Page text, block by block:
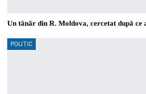
Un tânăr din R. Moldova, cercetat după
POLITIC